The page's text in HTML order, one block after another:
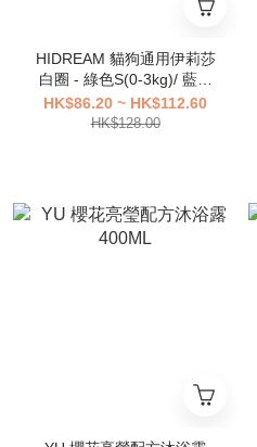
HIDREAM 貓狗通用伊莉莎
白圈 - 綠色S(0-3kg)/ 藍色
L(5-9kg)
HK$86.20 ~ HK$112.60
HK$128.00